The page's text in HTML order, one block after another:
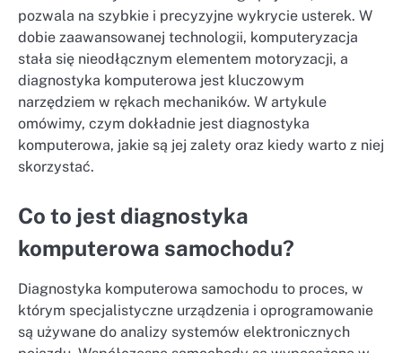
pozwala na szybkie i precyzyjne wykrycie usterek. W
dobie zaawansowanej technologii, komputeryzacja
stała się nieodłącznym elementem motoryzacji, a
diagnostyka komputerowa jest kluczowym
narzędziem w rękach mechaników. W artykule
omówimy, czym dokładnie jest diagnostyka
komputerowa, jakie są jej zalety oraz kiedy warto z niej
skorzystać.
Co to jest diagnostyka
komputerowa samochodu?
Diagnostyka komputerowa samochodu to proces, w
którym specjalistyczne urządzenia i oprogramowanie
są używane do analizy systemów elektronicznych